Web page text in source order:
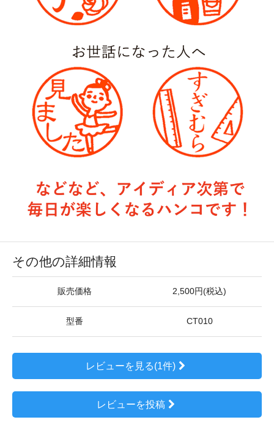
その他の詳細情報
販売価格 2,500円(税込)
型番 CT010
レビューを見る(1件)
レビューを投稿